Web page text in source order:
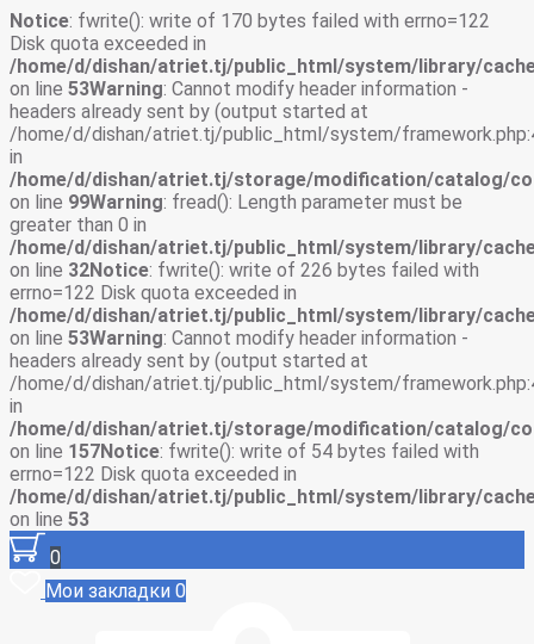
Notice: fwrite(): write of 170 bytes failed with errno=122
Disk quota exceeded in
/home/d/dishan/atriet.tj/public_html/system/library/
on line 53Warning: Cannot modify header information -
headers already sent by (output started at
/home/d/dishan/atriet.tj/public_html/system/
in
/home/d/dishan/atriet.tj/storage/modification/catalog/
on line 99Warning: fread(): Length parameter must be
greater than 0 in
/home/d/dishan/atriet.tj/public_html/system/library/
on line 32Notice: fwrite(): write of 226 bytes failed with
errno=122 Disk quota exceeded in
/home/d/dishan/atriet.tj/public_html/system/library/
on line 53Warning: Cannot modify header information -
headers already sent by (output started at
/home/d/dishan/atriet.tj/public_html/system/
in
/home/d/dishan/atriet.tj/storage/modification/catalog/
on line 157Notice: fwrite(): write of 54 bytes failed with
errno=122 Disk quota exceeded in
/home/d/dishan/atriet.tj/public_html/system/library/
on line 53
0
Мои закладки 0